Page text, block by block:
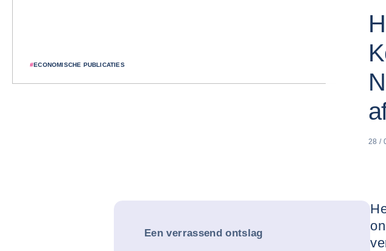
#ECONOMISCHE PUBLICATIES
28 /
Een verrassend ontslag